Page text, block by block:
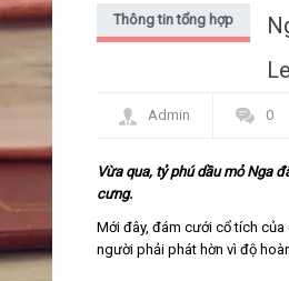
Thông tin tổng hợp
Admin 0
Vừa qua, tỷ phú dầu mỏ Nga
cưng.
Mới đây, đám cưới cổ tích
người phải phát hờn vì độ